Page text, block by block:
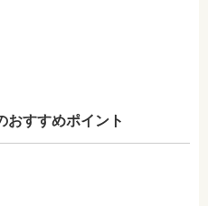
おすすめポイント